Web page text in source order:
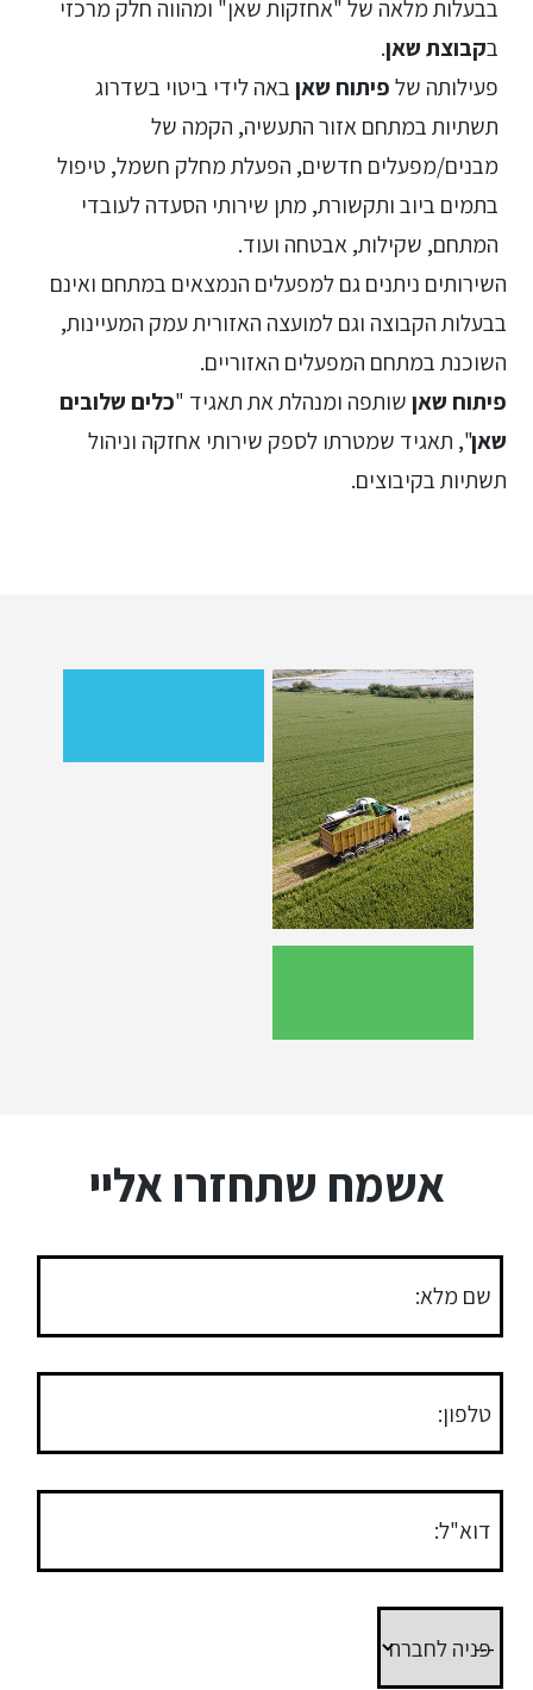
בבעלות מלאה של "אחזקות שאן" ומהווה חלק מרכזי
בקבוצת שאן.
פעילותה שלפיתוח שאןבאה לידי ביטוי בשדרוג
תשתיות במתחם אזור התעשיה, הקמה של
מבנים/מפעלים חדשים, הפעלת מחלק חשמל, טיפול
בתמים ביוב ותקשורת, מתן שירותי הסעדה לעובדי
המתחם, שקילות, אבטחה ועוד.
השירותים ניתנים גם למפעלים הנמצאים במתחם ואינם
בבעלות הקבוצה וגם למועצה האזורית עמק המעיינות,
השוכנת במתחם המפעלים האזוריים.
פיתוח שאןשותפה ומנהלת את תאגיד "כלים שלובים
שאן", תאגיד שמטרתו לספק שירותי אחזקה וניהול
תשתיות בקיבוצים.
אשמח שתחזרו אליי
שם מלא:
טלפון:
דוא"ל:
פניה לחברה